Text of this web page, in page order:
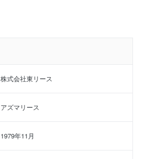
株式会社東リース
アズマリース
1979年11月